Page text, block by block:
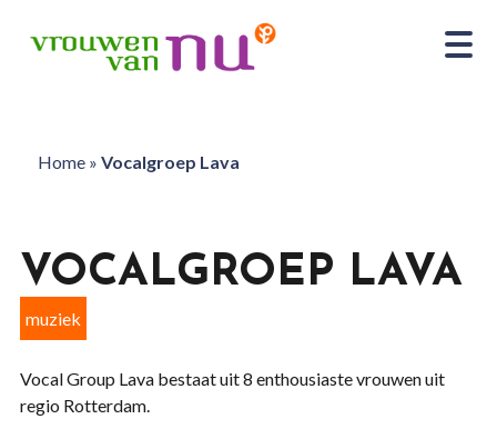
Home» Vocalgroep Lava
VOCALGROEP LAVA
muziek
Vocal Group Lava bestaat uit 8 enthousiaste vrouwen uit
regio Rotterdam.